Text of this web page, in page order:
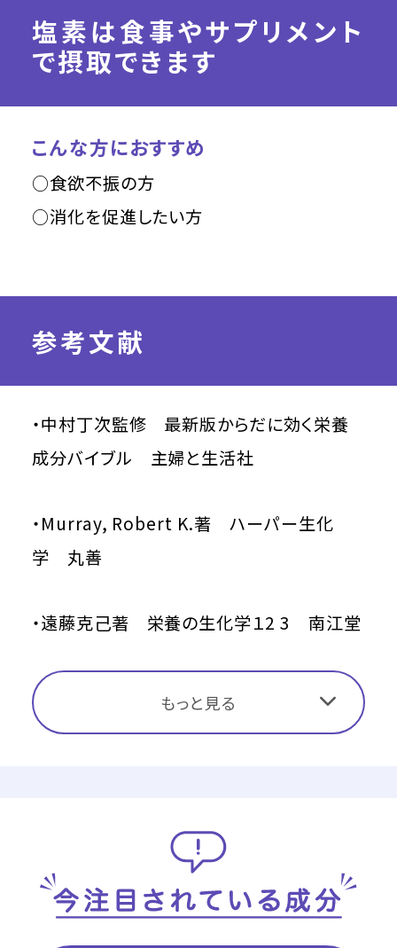
塩素は食事やサプリメント
で摂取できます
こんな方におすすめ
○食欲不振の方
○消化を促進したい方
参考文献
・中村丁次監修 最新版からだに効く栄養
成分バイブル 主婦と生活社
・Murray, Robert K.著 ハーパー生化
学 丸善
・遠藤克己著 栄養の生化学１2 3 南江堂
もっと見る